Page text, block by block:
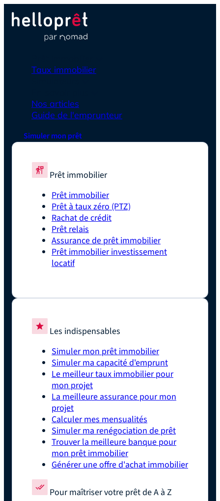
Taux immobilier
Nos articles
Guide de l'emprunteur
Simuler mon prêt
Prêt immobilier
Prêt immobilier
Prêt à taux zéro (PTZ)
Rachat de crédit
Prêt relais
Assurance de prêt immobilier
Prêt immobilier investissement
locatif
Les indispensables
Simuler mon prêt immobilier
Simuler ma capacité d'emprunt
Le meilleur taux immobilier pour
mon projet
La meilleure assurance pour mon
projet
Calculer mes mensualités
Simuler ma renégociation de prêt
Trouver la meilleure banque pour
mon prêt immobilier
Générer une offre d'achat immobilier
Pour maîtriser votre prêt de A à Z